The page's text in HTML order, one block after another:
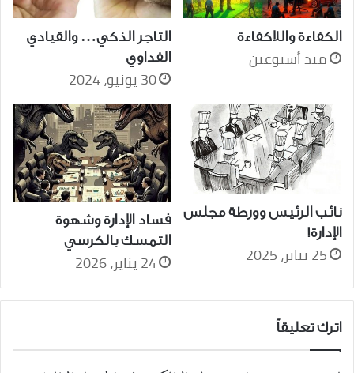
الكفاءة واللاكفاءة
منذ أسبوعين
التاجر الذكي… والقيادي
الفداوي
30 يونيو، 2024
نائب الرئيس وورطة مجلس
الإدارة!
25 يناير، 2025
فساد الإدارة وشهوة
التمسك بالكرسي
24 يناير، 2026
اترك تعليقاً